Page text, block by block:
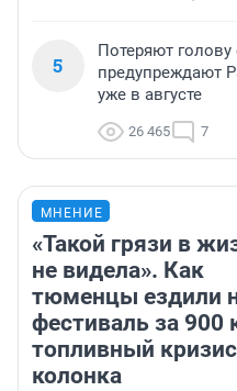
5
Потеряют
предупреждают
уже в августе
26 465 7
МНЕНИЕ
«Такой грязи в
не видела». Как
тюменцы ездили
фестиваль за 900
топливный
колонка